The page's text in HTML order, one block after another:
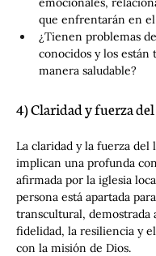
que enfrentarán en el
¿Tienen problemas
conocidos y los están
manera saludable?
4) Claridad y fuerza
La claridad y la fuerza del
implican una profunda
afirmada por la iglesia
persona está apartada
transcultural, demostrada
fidelidad, la resiliencia y
con la misión de Dios.